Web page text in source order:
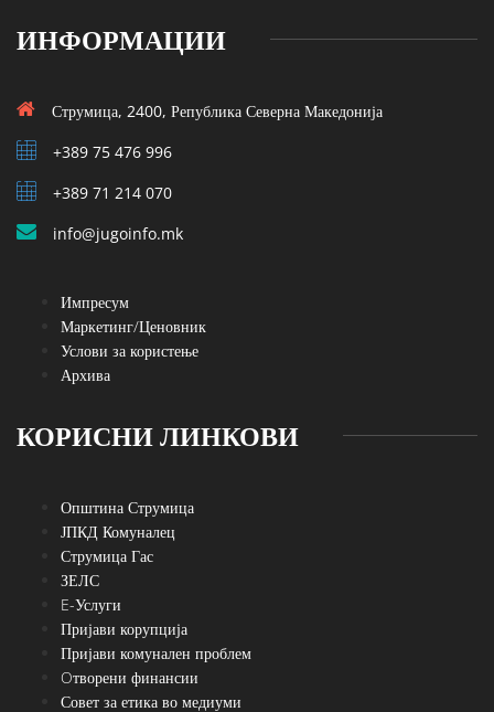
ИНФОРМАЦИИ
Струмица, 2400, Република Северна Македонија
+389 75 476 996
+389 71 214 070
info@jugoinfo.mk
Импресум
Маркетинг/Ценовник
Услови за користење
Архива
КОРИСНИ ЛИНКОВИ
Општина Струмица
ЈПКД Комуналец
Струмица Гас
ЗЕЛС
E-Услуги
Пријави корупција
Пријави комунален проблем
Oтворени финансии
Совет за етика во медиуми